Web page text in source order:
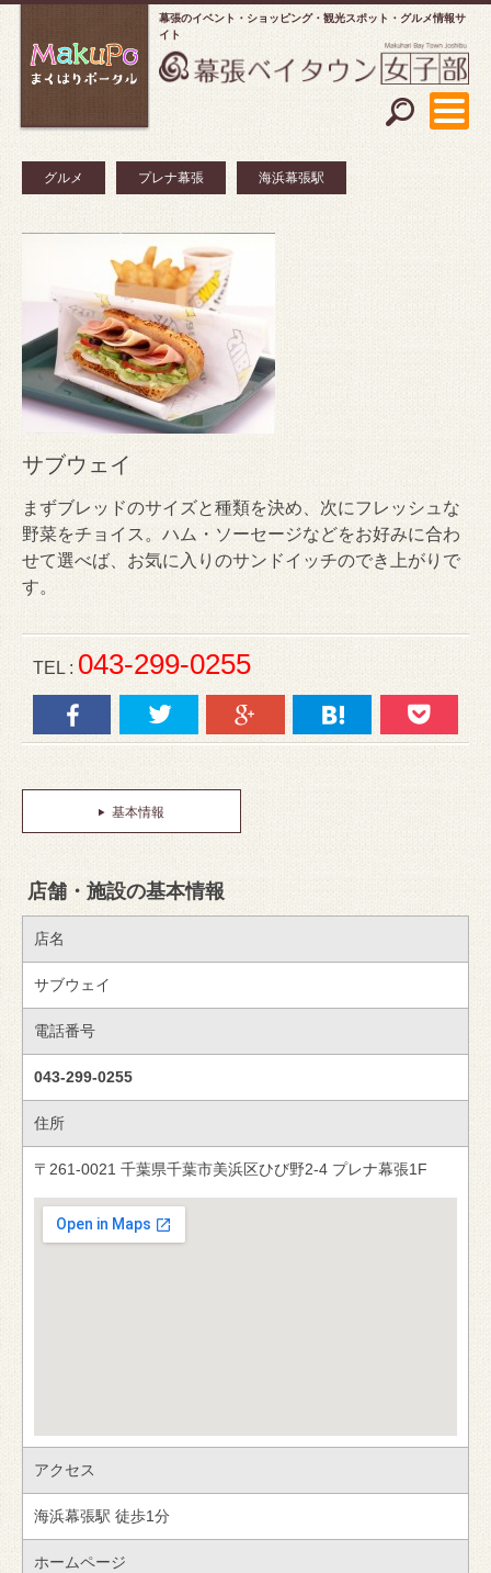
幕張のイベント・ショッピング
観光スポット・グルメ情報サ
イト
グルメ プレナ幕張 海浜幕張駅
サブウェイ
まずブレッドのサイズと種類を決め、次にフレッシュな
野菜をチョイス。ハム・ソーセージなどをお好みに合わ
せて選べば、お気に入りのサンドイッチのでき上がりで
す。
TEL : 043-299-0255
基本情報
店舗・施設の基本情報
店名
サブウェイ
電話番号
043-299-0255
住所
〒261-0021 千葉県千葉市美浜区ひび野2-4 プレナ幕張1F
アクセス
海浜幕張駅 徒歩1分
ホームページ